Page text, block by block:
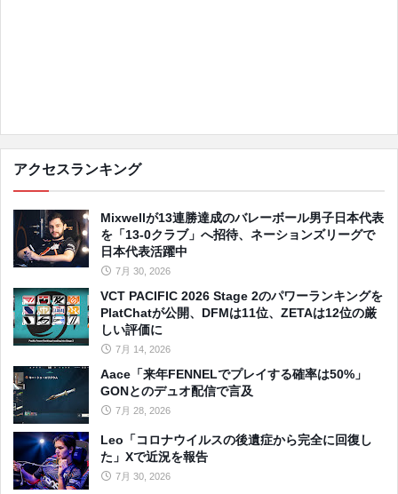
アクセスランキング
Mixwellが13連勝達成のバレーボール男子日本代表
を「13-0クラブ」へ招待、ネーションズリーグで
日本代表活躍中
7月 30, 2026
VCT PACIFIC 2026 Stage 2のパワーランキングを
PlatChatが公開、DFMは11位、ZETAは12位の厳
しい評価に
7月 14, 2026
Aace「来年FENNELでプレイする確率は50%」
GONとのデュオ配信で言及
7月 28, 2026
Leo「コロナウイルスの後遺症から完全に回復し
た」Xで近況を報告
7月 30, 2026